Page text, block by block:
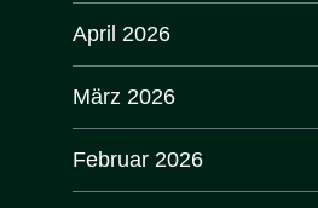
April 2026
März 2026
Februar 2026